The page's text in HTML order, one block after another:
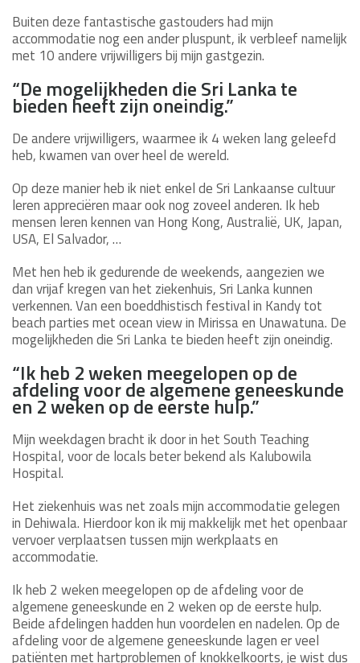
Buiten deze fantastische gastouders had mijn
accommodatie nog een ander pluspunt, ik verbleef namelijk
met 10 andere vrijwilligers bij mijn gastgezin.
“De mogelijkheden die Sri Lanka te
bieden heeft zijn oneindig.”
De andere vrijwilligers, waarmee ik 4 weken lang geleefd
heb, kwamen van over heel de wereld.
Op deze manier heb ik niet enkel de Sri Lankaanse cultuur
leren appreciëren maar ook nog zoveel anderen. Ik heb
mensen leren kennen van Hong Kong, Australië, UK, Japan,
USA, El Salvador, …
Met hen heb ik gedurende de weekends, aangezien we
dan vrijaf kregen van het ziekenhuis, Sri Lanka kunnen
verkennen. Van een boeddhistisch festival in Kandy tot
beach parties met ocean view in Mirissa en Unawatuna. De
mogelijkheden die Sri Lanka te bieden heeft zijn oneindig.
“Ik heb 2 weken meegelopen op de
afdeling voor de algemene geneeskunde
en 2 weken op de eerste hulp.”
Mijn weekdagen bracht ik door in het South Teaching
Hospital, voor de locals beter bekend als Kalubowila
Hospital.
Het ziekenhuis was net zoals mijn accommodatie gelegen
in Dehiwala. Hierdoor kon ik mij makkelijk met het openbaar
vervoer verplaatsen tussen mijn werkplaats en
accommodatie.
Ik heb 2 weken meegelopen op de afdeling voor de
algemene geneeskunde en 2 weken op de eerste hulp.
Beide afdelingen hadden hun voordelen en nadelen. Op de
afdeling voor de algemene geneeskunde lagen er veel
patiënten met hartproblemen of knokkelkoorts, je wist dus